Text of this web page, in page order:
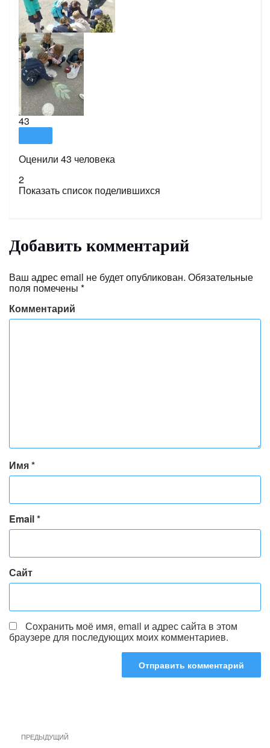
43
Оценили 43 человека
2
Показать список поделившихся
Добавить комментарий
Ваш адрес email не будет опубликован. Обязательные
поля помечены *
Комментарий
Имя*
Email*
Сайт
Сохранить моё имя, email и адрес сайта в этом
браузере для последующих моих комментариев.
Навигация
Предыдущая
ПРЕДЫДУЩИЙ